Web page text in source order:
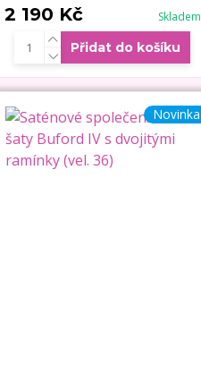
2 190 Kč Skladem
Přidat do košíku
Novinka